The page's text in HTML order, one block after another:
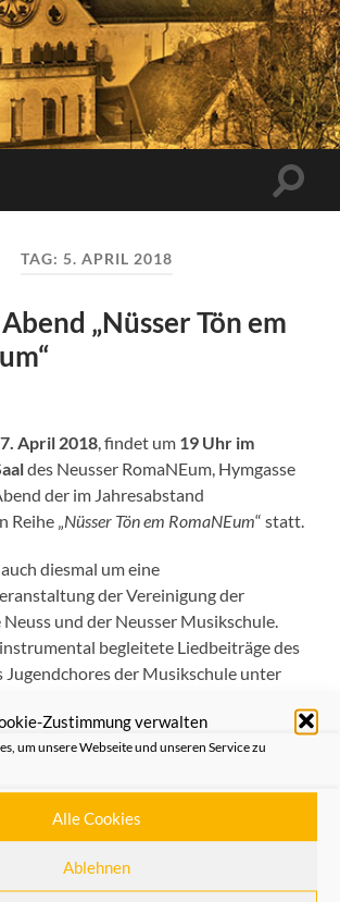
Zustimmung verwalten
um unsere Webseite und unseren Service zu
Alle Cookies
Ablehnen
TAG: 5. APRIL 2018
„Nüsser Tön em
April 2018, findet um 19 Uhr im
des Neusser RomaNEum, Hymgasse
der im Jahresabstand
Reihe „Nüsser Tön em RomaNEum“ statt.
diesmal um eine
der Vereinigung der
und der Neusser Musikschule.
begleitete Liedbeiträge des
Jugendchores der Musikschule unter
Stadt und Rheinkreis Neuss – teils
oder Autoren – heitere und
Gedichte und – u.a. zusammen
in Mundart zum Thema des